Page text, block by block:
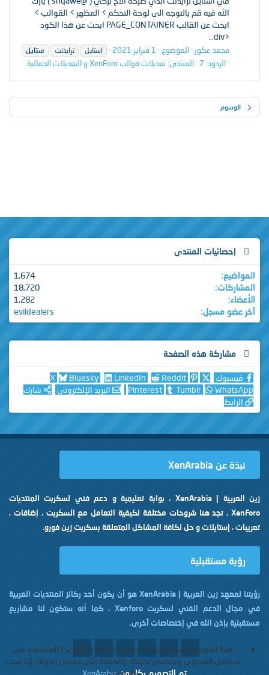
الله فيه قم بالتوجه الى لوحة التحكم > المظهر > القوالب >
ابحث عن القالب PAGE_CONTAINER ابحث عن هذا الكود
<div...
محمد عكور الموضوع 1 فبراير 2021 استايل ترايدنت ستايل
الردود: 7 المنتدى:تعديلات قوالب XenForo و التعديلات الجمالية
الوسوم
إحصائيات المنتدى
المواضيع
1,674
المشاركات
18,720
الأعضاء
1,282
آخر عضو مسجل
evildealers
مشاركة هذه الصفحة
فيسبوك X Bluesky LinkedIn
Reddit
Pinterest
Tumblr WhatsApp البريد الإلكتروني
شارك
الرابط
نبذة عن XenArabia
زين العربية | XenArabia ، بوابة تعليمية و دعم فني لسكربت المنتديات
XenForo ، تجد هنا شروحات مختلفة لكيفية التعامل مع السكربت ، إضافات ،
تعريبات ، إستايلات و حل لكافة المشاكل المتعلقة بسكربت زين فورو.
رؤية مستقبلية
رؤيتنا لمعهد زين العربية | XenArabia هو أن يكون أحد ركائز المنتديات العربية
في مجال الدعم الفني لسكربت Xenforo ، كما أنه ستكون لنا مشاريع
مستقبلية بإذن الله في إختصاصات آخرى.
تم التصميم بكلمن
هذا الموقع يستخدم ملفات تعريف الارتباط (الكوكيز ) للمساعدة في
تخصيص المحتوى وتخصيص تجربتك والحفاظ على تسجيل دخولك إذا قمت
بالتسجيل.